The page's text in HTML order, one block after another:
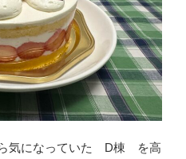
気になっていた D棟 を高